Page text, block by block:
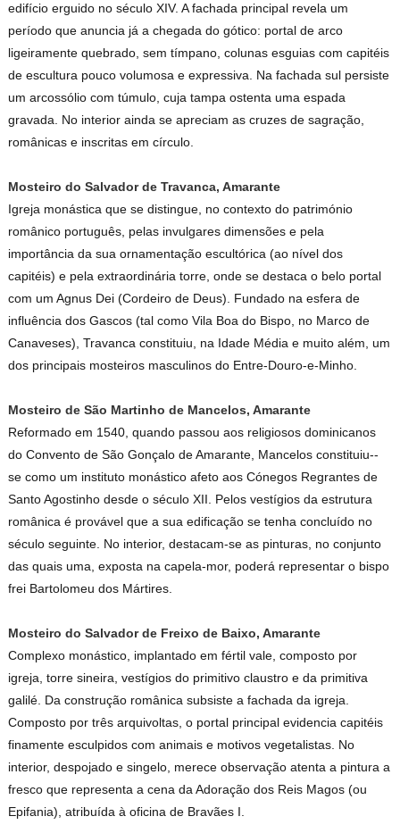
edifício erguido no século XIV. A fachada principal revela um
período que anuncia já a chegada do gótico: portal de arco
ligeiramente quebrado, sem tímpano, colunas esguias com capitéis
de escultura pouco volumosa e expressiva. Na fachada sul persiste
um arcossólio com túmulo, cuja tampa ostenta uma espada
gravada. No interior ainda se apreciam as cruzes de sagração,
românicas e inscritas em círculo.
Mosteiro do Salvador de Travanca, Amarante
Igreja monástica que se distingue, no contexto do património
românico português, pelas invulgares dimensões e pela
importância da sua ornamentação escultórica (ao nível dos
capitéis) e pela extraordinária torre, onde se destaca o belo portal
com um Agnus Dei (Cordeiro de Deus). Fundado na esfera de
influência dos Gascos (tal como Vila Boa do Bispo, no Marco de
Canaveses), Travanca constituiu, na Idade Média e muito além, um
dos principais mosteiros masculinos do Entre-Douro-e-Minho.
Mosteiro de São Martinho de Mancelos, Amarante
Reformado em 1540, quando passou aos religiosos dominicanos
do Convento de São Gonçalo de Amarante, Mancelos constituiu--
se como um instituto monástico afeto aos Cónegos Regrantes de
Santo Agostinho desde o século XII. Pelos vestígios da estrutura
românica é provável que a sua edificação se tenha concluído no
século seguinte. No interior, destacam-se as pinturas, no conjunto
das quais uma, exposta na capela-mor, poderá representar o bispo
frei Bartolomeu dos Mártires.
Mosteiro do Salvador de Freixo de Baixo, Amarante
Complexo monástico, implantado em fértil vale, composto por
igreja, torre sineira, vestígios do primitivo claustro e da primitiva
galilé. Da construção românica subsiste a fachada da igreja.
Composto por três arquivoltas, o portal principal evidencia capitéis
finamente esculpidos com animais e motivos vegetalistas. No
interior, despojado e singelo, merece observação atenta a pintura a
fresco que representa a cena da Adoração dos Reis Magos (ou
Epifania), atribuída à oficina de Bravães I.